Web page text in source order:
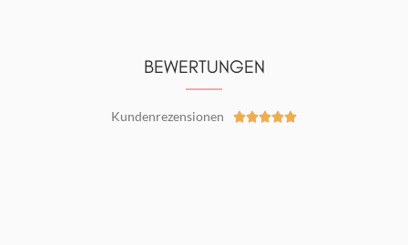
BEWERTUNGEN
Kundenrezensionen 